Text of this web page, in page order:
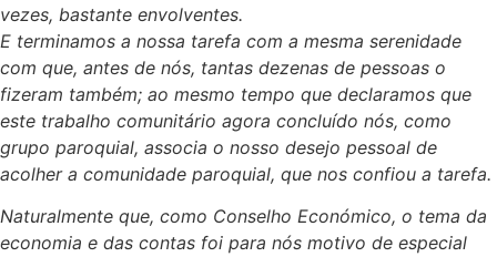
vezes, bastante envolventes.
E terminamos a nossa tarefa com a mesma serenidade
com que, antes de nós, tantas dezenas de pessoas o
fizeram também; ao mesmo tempo que declaramos que
este trabalho comunitário agora concluído nós, como
grupo paroquial, associa o nosso desejo pessoal de
acolher a comunidade paroquial, que nos confiou a tarefa.
Naturalmente que, como Conselho Económico, o tema da
economia e das contas foi para nós motivo de especial